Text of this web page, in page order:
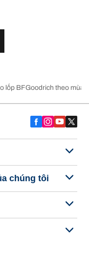
lốp BFGoodrich theo
chúng tôi